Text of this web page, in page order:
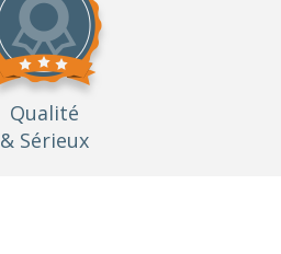
Qualité
& Sérieux